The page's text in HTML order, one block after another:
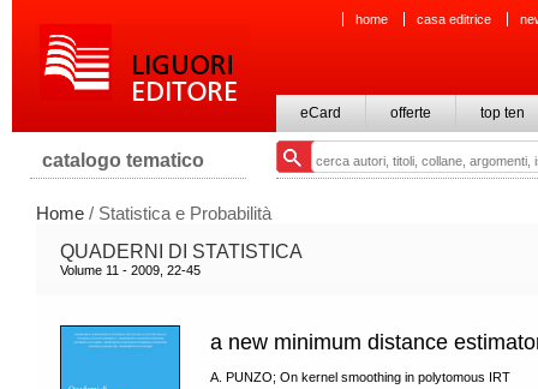
home casa editrice
eCard offerte top ten
catalogo tematico
Home / Statistica e Probabilità
QUADERNI DI STATISTICA
Volume 11 - 2009, 22-45
a new minimum distance
A. PUNZO; On kernel smoothing in polytomous IRT